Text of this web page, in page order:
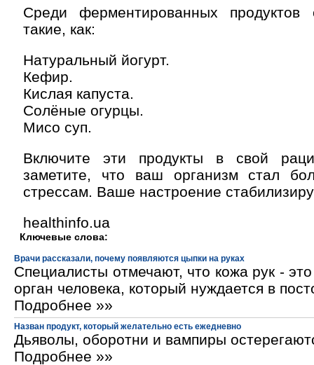
Среди ферментированных продуктов
такие, как:
Натуральный йогурт.
Кефир.
Кислая капуста.
Солёные огурцы.
Мисо суп.
Включите эти продукты в свой
заметите, что ваш организм стал
стрессам. Ваше настроение
healthinfo.ua
Ключевые слова:
Врачи рассказали, почему появляются цыпки на руках
Специалисты отмечают, что кожа рук -
орган человека, который нуждается в
Подробнее »»
Назван продукт, который желательно есть ежедневно
Дьяволы, оборотни и вампиры
Подробнее »»